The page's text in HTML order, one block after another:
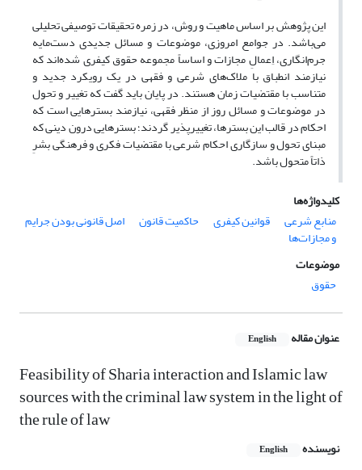
این پژوهش بر اساس ماهیت و روش، در زمره تحقیقات توصیفی تحلیلی
می‌باشد. در جوامع امروزی، موضوعات و مسائل جدیدی دست‌مایه
جرم‌انگاری، اِعمالِ مجازات و اساساً مجموعه حقوق کیفری شده‌اند که
نیازمند انطباق با ملاک‌های شرعی و فقهی در یک رویکرد جدید و
متناسب با مقتضیات زمان هستند. در پایان باید گفت که تغییر و تحول
در موضوعات و مسائل روز از منظر فقهی، نیازمند بسترهایی است که
احکام در قالب این بسترها، تغییرپذیر گردند؛ بسترهایی درون دینی که
مبنای تحول و سازگاری احکام شرعی با مقتضیات فکری و فرهنگی بشرِ
ذاتاً متحول باشد.
کلیدواژه‌ها
منابع شرعی
قوانین کیفری حاکمیت قانون اصل قانونی بودن جرایم
و مجازات‌ها
موضوعات
حقوق
عنوان مقاله English
Feasibility of Sharia interaction and Islamic law
sources with the criminal law system in the light of
the rule of law
نویسنده English